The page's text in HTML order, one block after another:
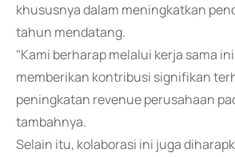
khususnya dalam meningkatkan
tahun mendatang.
"Kami berharap melalui kerja sama
memberikan kontribusi signifikan
peningkatan revenue perusahaan
tambahnya.
Selain itu, kolaborasi ini juga